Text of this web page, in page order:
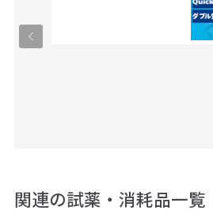
関連の試薬・消耗品一覧